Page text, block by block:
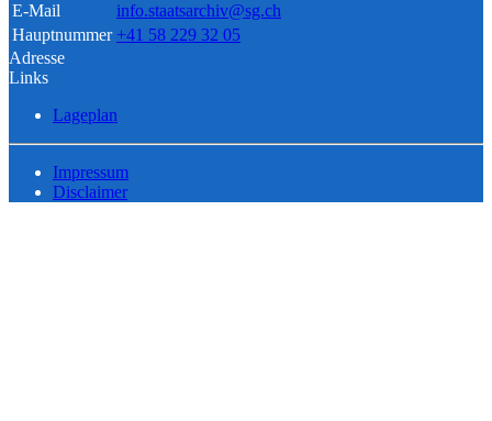
E-Mail
info.staatsarchiv@sg.ch
Hauptnummer +41 58 229 32 05
Adresse
Links
Lageplan
Impressum
Disclaimer